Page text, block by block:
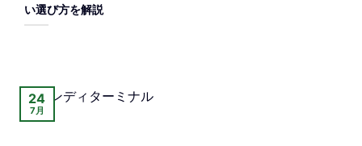
い選び方を解説
24
7月